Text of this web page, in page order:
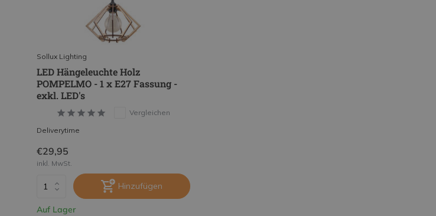
Sollux Lighting
LED Hängeleuchte Holz
POMPELMO - 1 x E27 Fassung -
exkl. LED's
Vergleichen
Deliverytime
€29,95
inkl. MwSt.
Hinzufügen
Auf Lager